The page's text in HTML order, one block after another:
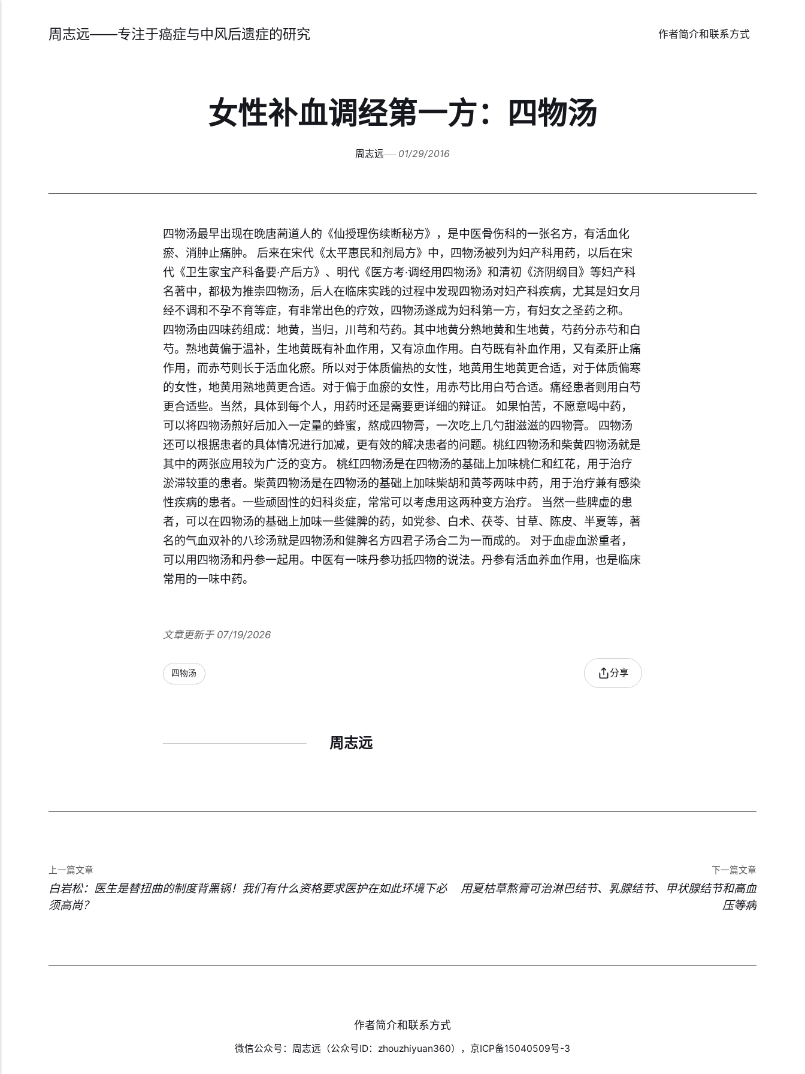
周志远——专注于癌症与中风后遗症的研究 作者简介和联系方式
女性补血调经第一方：四物汤
周志远 01/29/2016
四物汤最早出现在晚唐蔺道人的《仙授理伤续断秘方》，是中医骨伤科的一张名方，有活血化
瘀、消肿止痛肿。 后来在宋代《太平惠民和剂局方》中，四物汤被列为妇产科用药，以后在宋
代《卫生家宝产科备要·产后方》、明代《医方考·调经用四物汤》和清初《济阴纲目》等妇产科
名著中，都极为推崇四物汤，后人在临床实践的过程中发现四物汤对妇产科疾病，尤其是妇女月
经不调和不孕不育等症，有非常出色的疗效，四物汤遂成为妇科第一方，有妇女之圣药之称。
四物汤由四味药组成：地黄，当归，川芎和芍药。其中地黄分熟地黄和生地黄，芍药分赤芍和白
芍。熟地黄偏于温补，生地黄既有补血作用，又有凉血作用。白芍既有补血作用，又有柔肝止痛
作用，而赤芍则长于活血化瘀。所以对于体质偏热的女性，地黄用生地黄更合适，对于体质偏寒
的女性，地黄用熟地黄更合适。对于偏于血瘀的女性，用赤芍比用白芍合适。痛经患者则用白芍
更合适些。当然，具体到每个人，用药时还是需要更详细的辩证。 如果怕苦，不愿意喝中药，
可以将四物汤煎好后加入一定量的蜂蜜，熬成四物膏，一次吃上几勺甜滋滋的四物膏。 四物汤
还可以根据患者的具体情况进行加减，更有效的解决患者的问题。桃红四物汤和柴黄四物汤就是
其中的两张应用较为广泛的变方。 桃红四物汤是在四物汤的基础上加味桃仁和红花，用于治疗
淤滞较重的患者。柴黄四物汤是在四物汤的基础上加味柴胡和黄芩两味中药，用于治疗兼有感染
性疾病的患者。一些顽固性的妇科炎症，常常可以考虑用这两种变方治疗。 当然一些脾虚的患
者，可以在四物汤的基础上加味一些健脾的药，如党参、白术、茯苓、甘草、陈皮、半夏等，著
名的气血双补的八珍汤就是四物汤和健脾名方四君子汤合二为一而成的。 对于血虚血淤重者，
可以用四物汤和丹参一起用。中医有一味丹参功抵四物的说法。丹参有活血养血作用，也是临床
常用的一味中药。
文章更新于 07/19/2026
四物汤 分享
周志远
上一篇文章
白岩松：医生是替扭曲的制度背黑锅！我们有什么资格要求医护在如此环境下必
须高尚？
下一篇文章
用夏枯草熬膏可治淋巴结节、乳腺结节、甲状腺结节和高血
压等病
作者简介和联系方式
微信公众号：周志远（公众号ID：zhouzhiyuan360），京ICP备15040509号-3